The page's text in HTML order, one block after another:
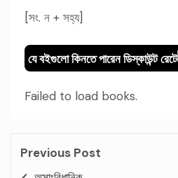
[সং. ন + সহ্য]
যে বইগুলো কিনতে পারেন ডিস্কাউন্ট রেটে
Failed to load books.
Previous Post